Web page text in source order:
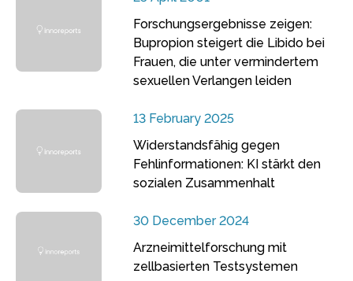
Forschungsergebnisse zeigen:
Bupropion steigert die Libido bei
Frauen, die unter vermindertem
sexuellen Verlangen leiden
13 February 2025
Widerstandsfähig gegen
Fehlinformationen: KI stärkt den
sozialen Zusammenhalt
30 December 2024
Arzneimittelforschung mit
zellbasierten Testsystemen